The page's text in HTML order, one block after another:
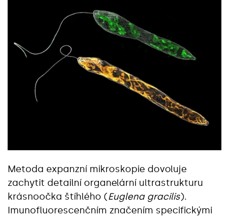
Metoda expanzní mikroskopie dovoluje
zachytit detailní organelární ultrastrukturu
krásnoočka štíhlého (Euglena gracilis).
Imunofluorescenčním značením specifickými